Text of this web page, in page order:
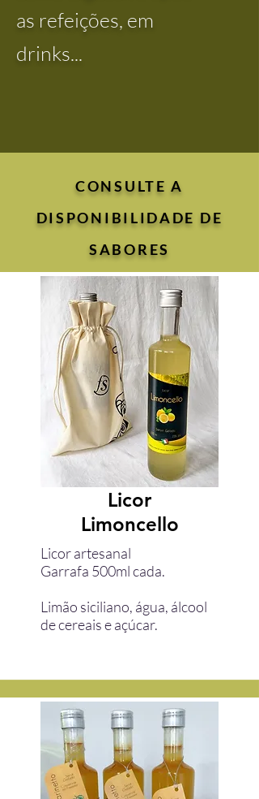
as refeições, em
drinks...
CONSULTE A
DISPONIBILIDADE DE
SABORES
Licor
Limoncello
Licor artesanal
Garrafa 500ml cada.
Limão siciliano, água, álcool
de cereais e açúcar.